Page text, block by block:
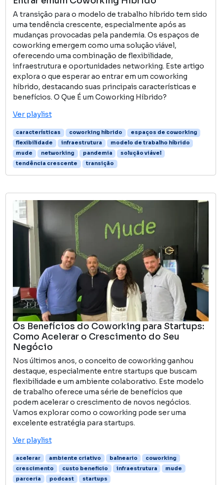
A transição para o modelo de trabalho híbrido tem sido
uma tendência crescente, especialmente após as
mudanças provocadas pela pandemia. Os espaços de
coworking emergem como uma solução viável,
oferecendo uma combinação de flexibilidade,
infraestrutura e oportunidades networking. Este artigo
explora o que esperar ao entrar em um coworking
híbrido, destacando suas principais características e
benefícios. O Que É um Coworking Híbrido?
Ver playlist
características coworking híbrido
espaços de coworking
flexibilidade
infraestrutura
modelo de trabalho híbrido
mude
networking pandemia
solução viável
tendência crescente
transição
Os Benefícios do Coworking para Startups:
Como Acelerar o Crescimento do Seu
Negócio
Nos últimos anos, o conceito de coworking ganhou
destaque, especialmente entre startups que buscam
flexibilidade e um ambiente colaborativo. Este modelo
de trabalho oferece uma série de benefícios que
podem acelerar o crescimento de novos negócios.
Vamos explorar como o coworking pode ser uma
excelente estratégia para startups.
Ver playlist
acelerar ambiente criativo balneario
coworking
crescimento
custo beneficio infraestrutura
mude
parceria
podcast startups